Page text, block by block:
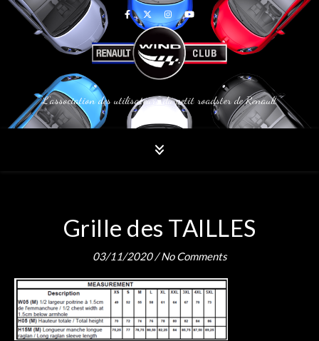
L'association des utilisateurs du petit roadster de Renault
Grille des TAILLES
03/11/2020 /No Comments